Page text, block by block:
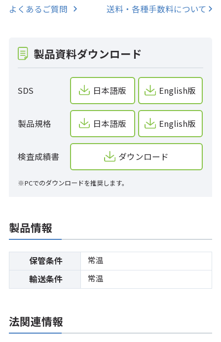
よくあるご質問 送料・各種手数料について
製品資料ダウンロード
SDS 日本語版 English版
製品規格 日本語版 English版
検査成績書 ダウンロード
※PCでのダウンロードを推奨します。
製品情報
保管条件 常温
輸送条件 常温
法関連情報